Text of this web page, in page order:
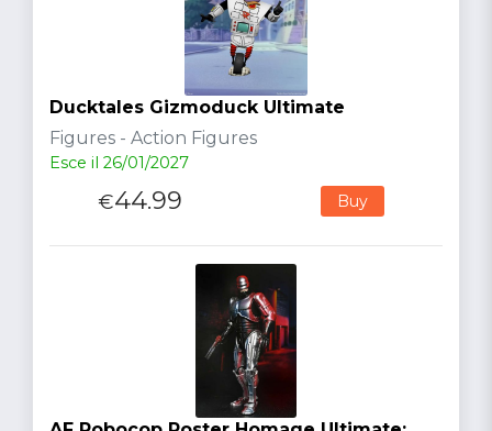
Ducktales Gizmoduck Ultimate
Figures - Action Figures
Esce il 26/01/2027
€44.99 Buy